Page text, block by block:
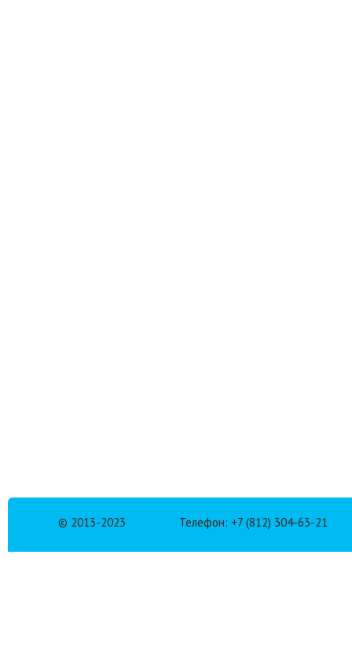
© 2013-2023 Телефон: +7 (812) 304-63-21